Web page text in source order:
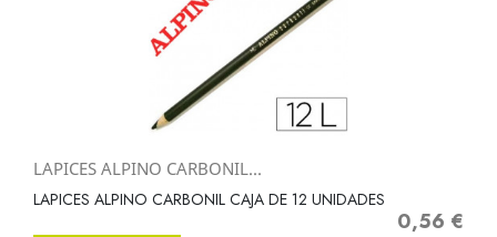
LAPICES ALPINO CARBONIL...
LAPICES ALPINO CARBONIL CAJA DE 12 UNIDADES
Precio
0,56 €